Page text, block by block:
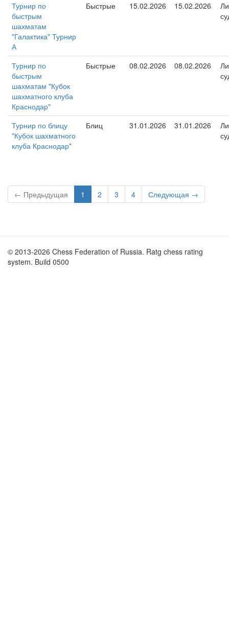
Турнир по
быстрым
шахматам
"Галактика" Турнир
А
Быстрые 15.02.2026 15.02.2026
Турнир по
быстрым
шахматам "Кубок
шахматного клуба
Краснодар"
Быстрые 08.02.2026 08.02.2026
Турнир по блицу
"Кубок шахматного
клуба Краснодар"
Блиц 31.01.2026 31.01.2026
← Предыдущая 1 2 3 4 Следующая →
© 2013-2026 Chess Federation of Russia. Ratg chess rating
system. Build 0500